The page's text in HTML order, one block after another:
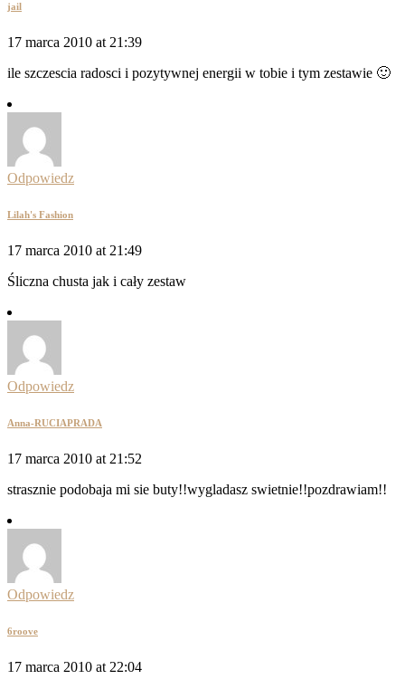
jail
17 marca 2010 at 21:39
ile szczescia radosci i pozytywnej energii w tobie i tym zestawie 🙂
Odpowiedz
Lilah's Fashion
17 marca 2010 at 21:49
Śliczna chusta jak i cały zestaw
Odpowiedz
Anna-RUCIAPRADA
17 marca 2010 at 21:52
strasznie podobaja mi sie buty!!wygladasz swietnie!!pozdrawiam!!
Odpowiedz
6roove
17 marca 2010 at 22:04